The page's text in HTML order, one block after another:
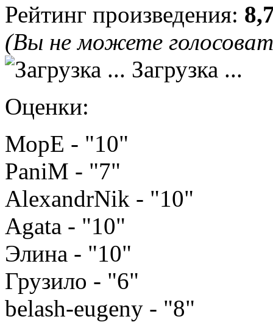
Рейтинг произведения:
(Вы не можете
Загрузка ...
Оценки:
МорЕ - "10"
PaniM - "7"
AlexandrNik - "10"
Agata - "10"
Элина - "10"
Грузило - "6"
belash-eugeny - "8"